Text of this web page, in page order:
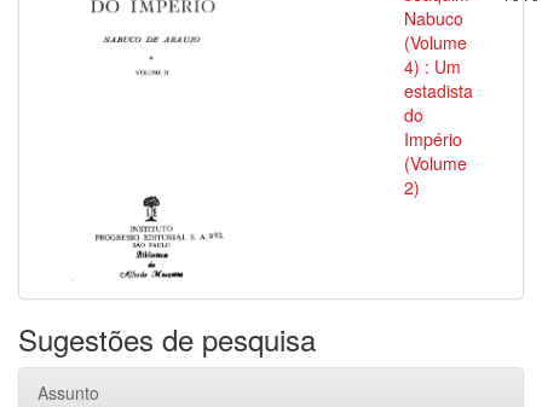
Nabuco
(Volume
4) : Um
estadista
do
Império
(Volume
2)
Sugestões de pesquisa
Assunto